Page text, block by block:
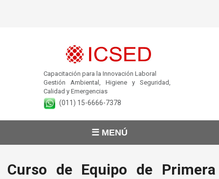
Capacitación para la Innovación Laboral
Gestión Ambiental, Higiene y Seguridad,
Calidad y Emergencias
(011) 15-6666-7378
☰ MENÚ
Curso de Equipo de Primera